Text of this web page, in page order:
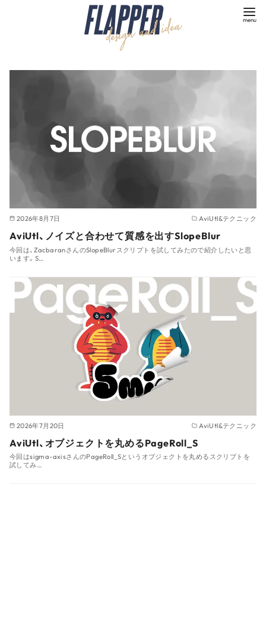
2026年8月7日 AviUtl&テクニック
AviUtl、ノイズと合わせて質感を出すSlopeBlur
今回は、ZacbaranさんのSlopeBlurスクリプトを試してみたので紹介したいと思
います。S…
2026年7月20日 AviUtl&テクニック
AviUtl、オブジェクトを丸めるPageRoll_S
今回はsigma-axisさんのPageRoll_Sというオブジェクトを丸めるスクリプトを
試してみ…